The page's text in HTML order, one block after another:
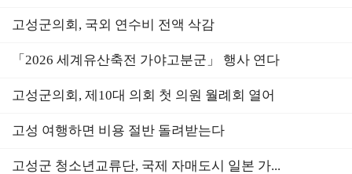
고성군의회, 국외 연수비 전액 삭감
「2026 세계유산축전 가야고분군」 행사 연다
고성군의회, 제10대 의회 첫 의원 월례회 열어
고성 여행하면 비용 절반 돌려받는다
고성군 청소년교류단, 국제 자매도시 일본 가...